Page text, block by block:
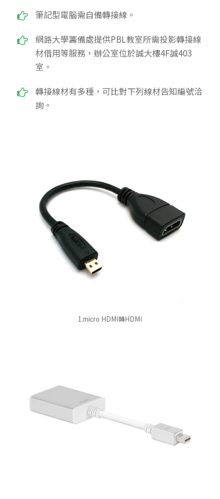
筆記型電腦需自備轉接線。
網路大學籌備處提供PBL教室所需投影轉接線
材借用等服務，辦公室位於誠大樓4F誠403
室。
轉接線材有多種，可比對下列線材告知編號洽
詢。
1.micro HDMI轉HDMI